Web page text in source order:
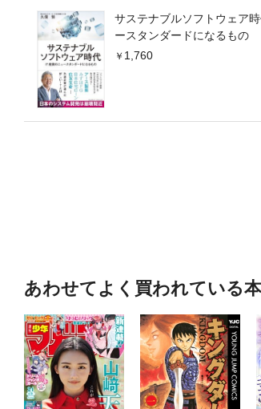
サステナブルソフトウェア
ースタンダードになるもの
1,760
あわせてよく買われている本